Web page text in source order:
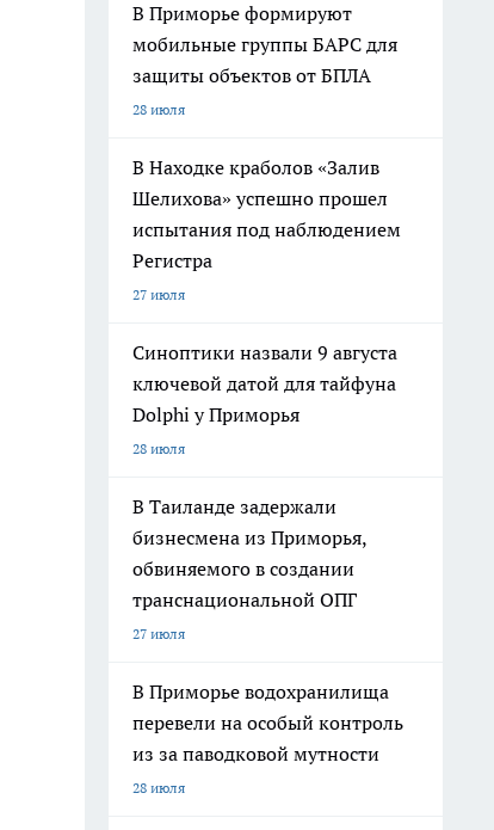
В Приморье формируют
мобильные группы БАРС для
защиты объектов от БПЛА
28 июля
В Находке краболов «Залив
Шелихова» успешно прошел
испытания под наблюдением
Регистра
27 июля
Синоптики назвали 9 августа
ключевой датой для тайфуна
Dolphi у Приморья
28 июля
В Таиланде задержали
бизнесмена из Приморья,
обвиняемого в создании
транснациональной ОПГ
27 июля
В Приморье водохранилища
перевели на особый контроль
из за паводковой мутности
28 июля